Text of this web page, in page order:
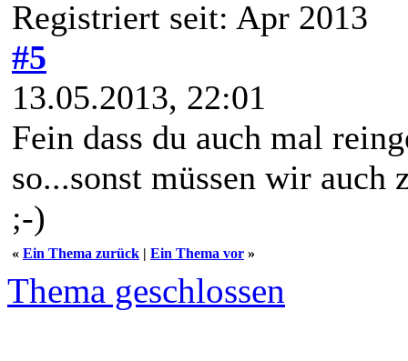
Registriert seit: Apr 2013
#5
13.05.2013, 22:01
Fein dass du auch mal
so...sonst müssen wir auch
;-)
« Ein Thema zurück | Ein Thema vor »
Thema geschlossen